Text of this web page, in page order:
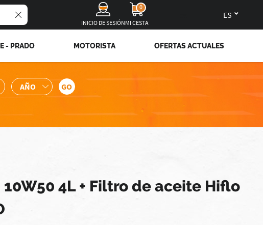
INICIO DE SESIÓN
0
MI CESTA
- PRADO MOTORISTA OFERTAS ACTUALES
4L + Filtro de aceite Hiflo